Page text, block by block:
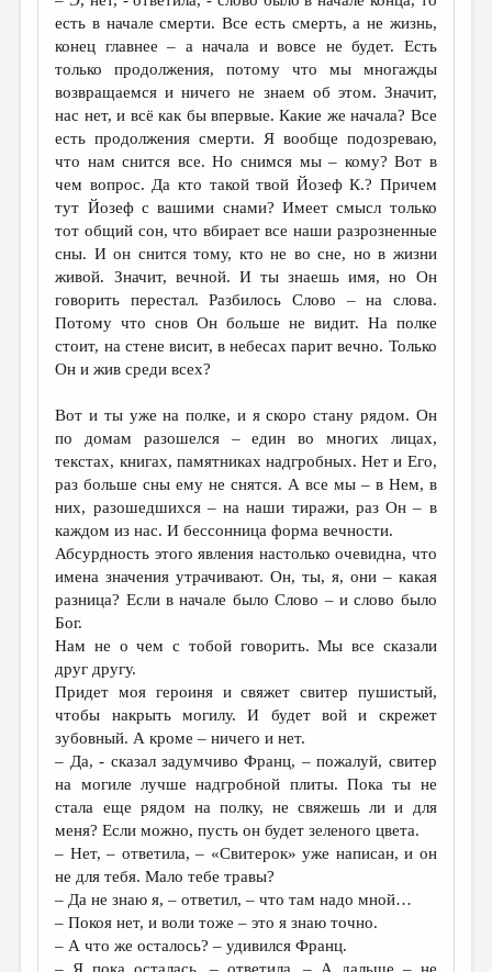
есть в начале смерти. Все есть смерть, а не жизнь,
конец главнее – а начала и вовсе не будет. Есть
только продолжения, потому что мы многажды
возвращаемся и ничего не знаем об этом. Значит,
нас нет, и всё как бы впервые. Какие же начала? Все
есть продолжения смерти. Я вообще подозреваю,
что нам снится все. Но снимся мы – кому? Вот в
чем вопрос. Да кто такой твой Йозеф К.? Причем
тут Йозеф с вашими снами? Имеет смысл только
тот общий сон, что вбирает все наши разрозненные
сны. И он снится тому, кто не во сне, но в жизни
живой. Значит, вечной. И ты знаешь имя, но Он
говорить перестал. Разбилось Слово – на слова.
Потому что снов Он больше не видит. На полке
стоит, на стене висит, в небесах парит вечно. Только
Он и жив среди всех?
Вот и ты уже на полке, и я скоро стану рядом. Он
по домам разошелся – един во многих лицах,
текстах, книгах, памятниках надгробных. Нет и Его,
раз больше сны ему не снятся. А все мы – в Нем, в
них, разошедшихся – на наши тиражи, раз Он – в
каждом из нас. И бессонница форма вечности.
Абсурдность этого явления настолько очевидна, что
имена значения утрачивают. Он, ты, я, они – какая
разница? Если в начале было Слово – и слово было
Бог.
Нам не о чем с тобой говорить. Мы все сказали
друг другу.
Придет моя героиня и свяжет свитер пушистый,
чтобы накрыть могилу. И будет вой и скрежет
зубовный. А кроме – ничего и нет.
– Да, - сказал задумчиво Франц, – пожалуй, свитер
на могиле лучше надгробной плиты. Пока ты не
стала еще рядом на полку, не свяжешь ли и для
меня? Если можно, пусть он будет зеленого цвета.
– Нет, – ответила, – «Свитерок» уже написан, и он
не для тебя. Мало тебе травы?
– Да не знаю я, – ответил, – что там надо мной…
– Покоя нет, и воли тоже – это я знаю точно.
– А что же осталось? – удивился Франц.